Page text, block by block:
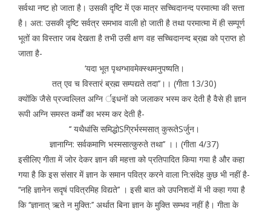
सर्वथा नष्ट हो जाता है। उसकी दृष्टि में एक मात्र सच्चिदानन्द परमात्मा की सत्ता
है। अत: उसकी दृष्टि सर्वत्र समभाव वाली हो जाती है तथा परमात्मा में ही सम्पूर्ण
भूतों का विस्तार जब देखता है तभी उसी क्षण वह सच्चिदानन्द ब्रह्म को प्राप्त हो
जाता है-
‘यदा भूत पृथग्भावमेक्स्थमनुपष्यति।
तत् एव च विस्तारं ब्रह्म सम्पद्यते तदा’’।। (गीता 13/30)
क्योंकि जैसे प्रज्वल्लित अग्नि र्इधनों को जलाकर भस्म कर देती है वैसे ही ज्ञान
रूपी अग्नि समस्त कर्मों का भस्म कर देती है-
‘‘ यथैधांसि समिद्धोSग्रिर्भस्मसात् कुरूतेSर्जुन।
ज्ञानाग्नि: सर्वकमाणि भस्मसात्कुरुते तथा’’ ।। (गीता 4/37)
इसीलिए गीता में जोर देकर ज्ञान की महत्ता को प्रतिपादित किया गया है और कहा
गया है कि इस संसार में ज्ञान के समान पवित्र करने वाला नि:संदेह कुछ भी नहीं है-
‘‘नहि ज्ञानेन सदृषं पवित्रमिह विद्यते’’ । इसी बात को उपनिशदों में भी कहा गया है
कि ‘‘ज्ञानात् ऋते न मुक्ति:’’ अर्थात बिना ज्ञान के मुक्ति सम्भव नहीं है। गीता के